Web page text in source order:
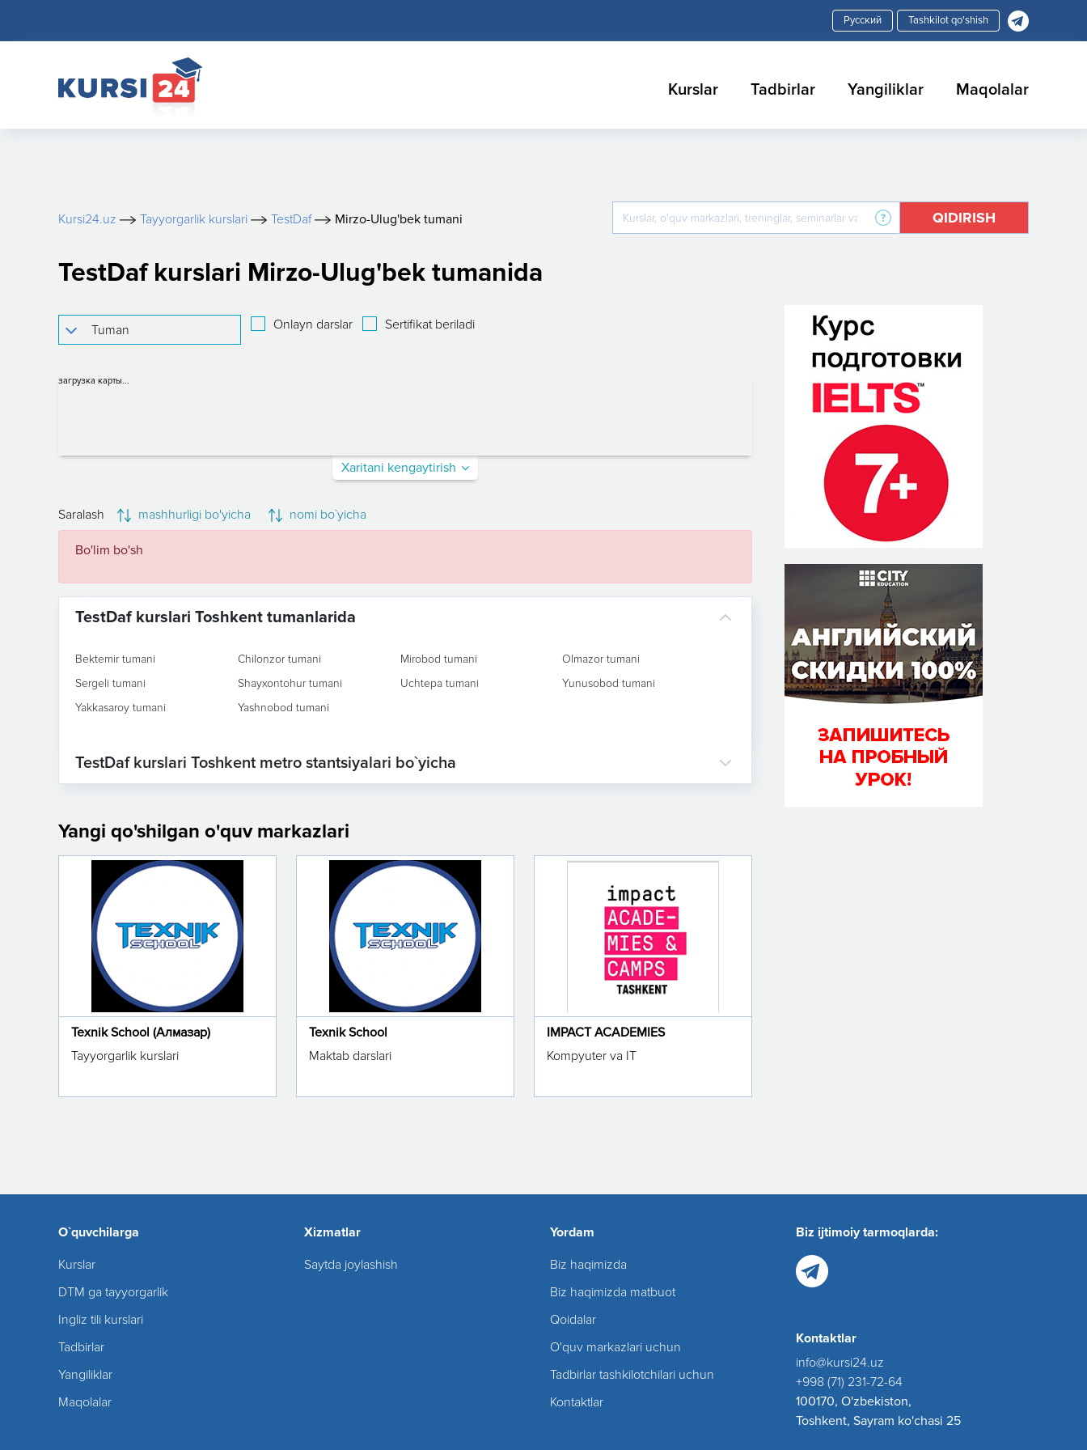
Tashkilot qo'shish
Kurslar Tadbirlar Yangiliklar Maqolalar
Kursi24.uz Tayyorgarlik kurslari TestDaf Mirzo-Ulug'bek tumani QIDIRISH
TestDaf kurslari Mirzo-Ulug'bek tumanida
Onlayn darslar Sertifikat beriladi
загрузка карты...
Xaritani kengaytirish
Saralash mashhurligi bo'yicha nomi bo`yicha
Bo'lim bo'sh
TestDaf kurslari Toshkent tumanlarida
Bektemir tumani Chilonzor tumani Mirobod tumani
Olmazor tumani
Sergeli tumani
Shayxontohur tumani Uchtepa tumani
Yunusobod tumani
Yakkasaroy tumani
Yashnobod tumani
TestDaf kurslari Toshkent metro stantsiyalari bo`yicha
Yangi qo'shilgan o'quv markazlari
Texnik School (Алмазар)
Tayyorgarlik kurslari
Texnik School
Maktab darslari
IMPACT ACADEMIES
Kompyuter va IT
O`quvchilarga
Kurslar
DTM ga tayyorgarlik
Ingliz tili kurslari
Tadbirlar
Yangiliklar
Maqolalar
Xizmatlar
Saytda joylashish
Yordam
Biz haqimizda
Biz haqimizda matbuot
Qoidalar
O'quv markazlari uchun
Tadbirlar tashkilotchilari uchun
Kontaktlar
Biz ijtimoiy tarmoqlarda:
Kontaktlar
info@kursi24.uz
+998 (71) 231-72-64
100170, O'zbekiston,
Toshkent, Sayram ko'chasi 25